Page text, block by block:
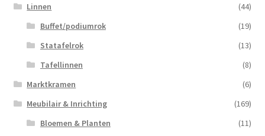
Linnen
(44)
Buffet/podiumrok
(19)
Statafelrok
(13)
Tafellinnen
(8)
Marktkramen
(6)
Meubilair & Inrichting
(169)
Bloemen & Planten
(11)